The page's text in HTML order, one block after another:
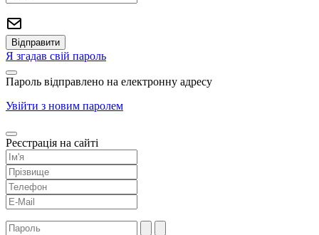
Я згадав свій пароль
Пароль відправлено на електронну адресу
Увійти з новим паролем
Реєстрація на сайті